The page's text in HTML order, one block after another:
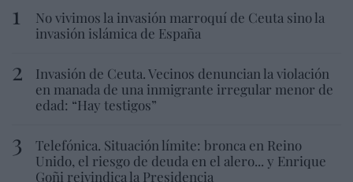
No vivimos la invasión marroquí de Ceuta sino la
invasión islámica de España
Invasión de Ceuta. Vecinos denuncian la violación
en manada de una inmigrante irregular menor de
edad: “Hay testigos”
Telefónica. Situación límite: bronca en Reino
Unido, el riesgo de deuda en el alero... y Enrique
Goñi reivindica la Presidencia